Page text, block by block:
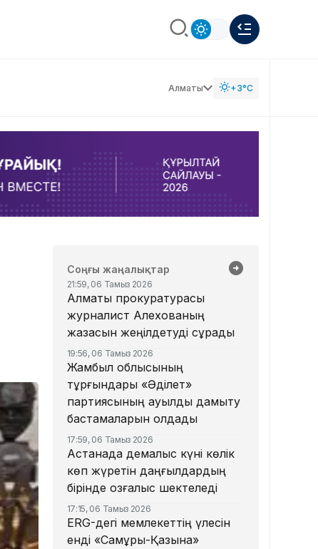
Алматы +3°C
Соңғы жаңалықтар
21:59, 06 Тамыз 2026
Алматы прокуратурасы
журналист Алехованың
жазасын жеңілдетуді сұрады
19:56, 06 Тамыз 2026
Жамбыл облысының
тұрғындары «Әділет»
партиясының ауылды дамыту
бастамаларын қолдады
17:59, 06 Тамыз 2026
Астанада демалыс күні көлік
көп жүретін даңғылдардың
бірінде қозғалыс шектеледі
17:15, 06 Тамыз 2026
ERG-дегі мемлекеттің үлесін
енді «Самұрық-Қазына»